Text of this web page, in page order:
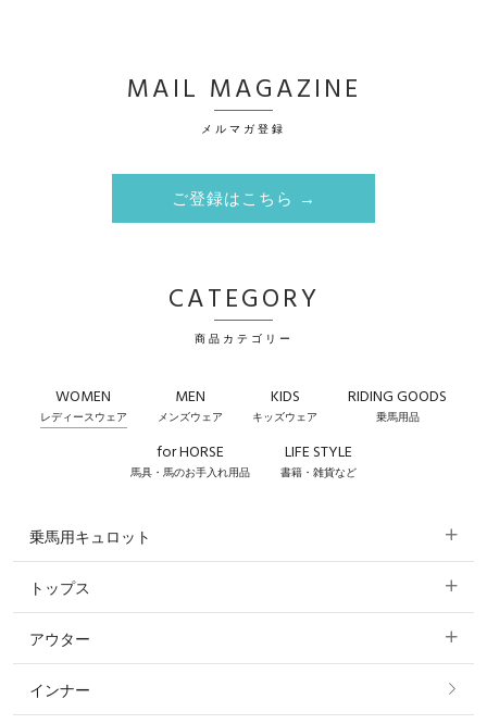
MAIL MAGAZINE
メルマガ登録
ご登録はこちら →
CATEGORY
商品カテゴリー
WOMEN
レディースウェア
MEN
メンズウェア
KIDS
キッズウェア
RIDING GOODS
乗馬用品
for HORSE
馬具・馬のお手入れ用品
LIFE STYLE
書籍・雑貨など
乗馬用キュロット
すべてのキュロット
フルグリップ・尻革 キュロット
ニーグリップ・膝革 キュロット
トップス
すべてのトップス
ポロシャツ
アウター
すべてのアウター
インナー